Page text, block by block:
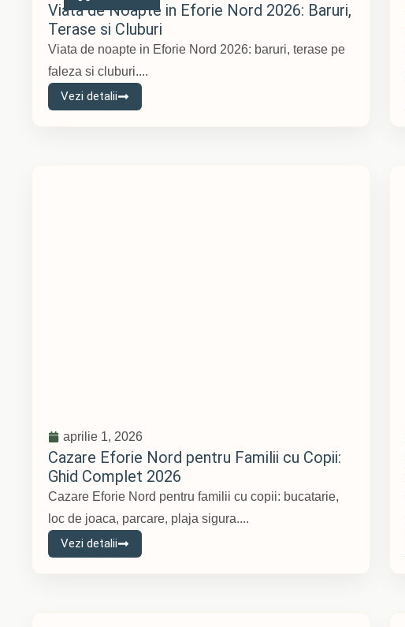
Viata de Noapte in Eforie Nord 2026: Baruri,
Terase si Cluburi
Viata de noapte in Eforie Nord 2026: baruri, terase pe
faleza si cluburi....
Vezi detalii
aprilie 1, 2026
Cazare Eforie Nord pentru Familii cu Copii:
Ghid Complet 2026
Cazare Eforie Nord pentru familii cu copii: bucatarie,
loc de joaca, parcare, plaja sigura....
Vezi detalii